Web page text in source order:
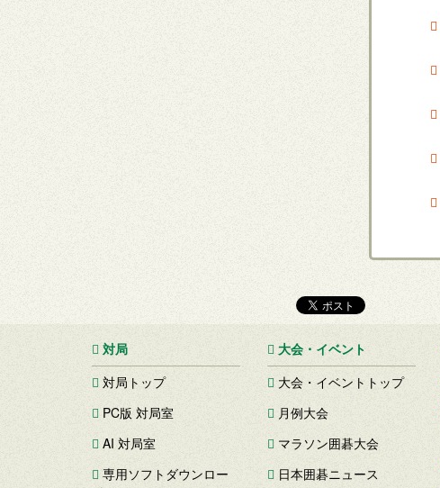
対局
対局トップ
PC版 対局室
AI 対局室
専用ソフトダウンロー
大会・イベント
大会・イベントトップ
月例大会
マラソン囲碁大会
日本囲碁ニュース